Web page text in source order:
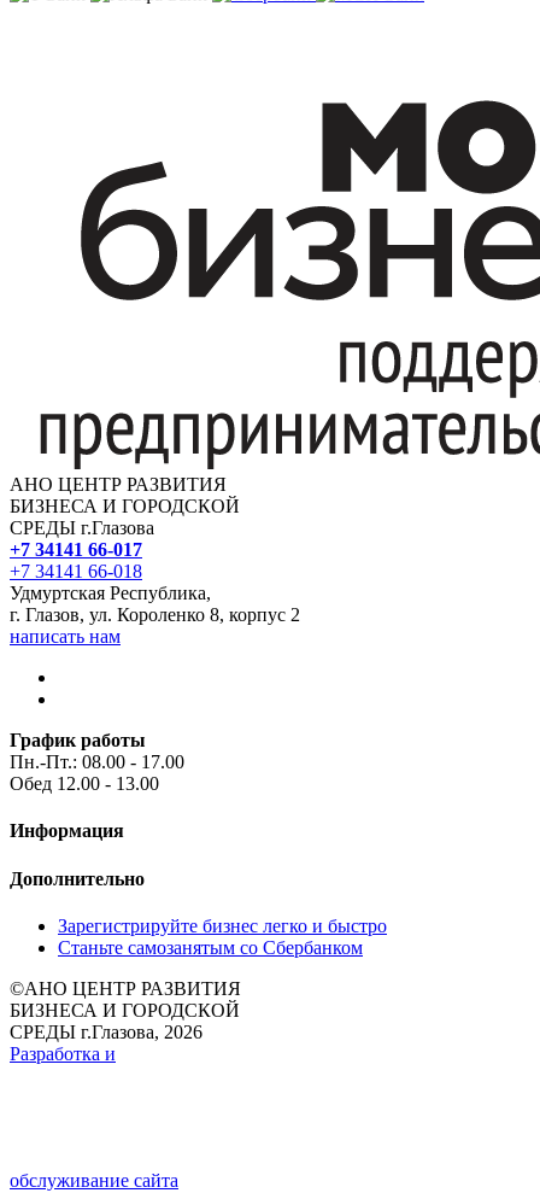
АНО ЦЕНТР РАЗВИТИЯ
БИЗНЕСА И ГОРОДСКОЙ
СРЕДЫ г.Глазова
+7 34141 66-017
+7 34141 66-018
Удмуртская Республика,
г. Глазов, ул. Короленко 8, корпус 2
написать нам
График работы
Пн.-Пт.: 08.00 - 17.00
Обед 12.00 - 13.00
Информация
Дополнительно
Зарегистрируйте бизнес легко и быстро
Станьте самозанятым со Сбербанком
©АНО ЦЕНТР РАЗВИТИЯ
БИЗНЕСА И ГОРОДСКОЙ
СРЕДЫ г.Глазова, 2026
Разработка и
обслуживание сайта